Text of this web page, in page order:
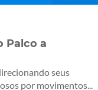
Palco a
seus
por movimentos...